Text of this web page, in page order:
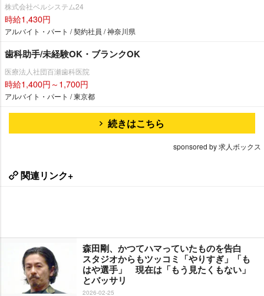
株式会社ベルシステム24
時給1,430円
アルバイト・パート / 契約社員 / 神奈川県
歯科助手/未経験OK・ブランクOK
医療法人社団百瀬歯科医院
時給1,400円～1,700円
アルバイト・パート / 東京都
続きはこちら
sponsored by 求人ボックス
関連リンク+
森田剛、かつてハマっていたものを告白
スタジオからもツッコミ「やりすぎ」「も
はや選手」 現在は「もう見たくもない」
とバッサリ
2026-02-25